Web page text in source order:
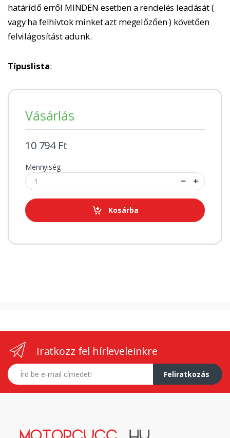
határidő erről MINDEN esetben a rendelés leadását (
vagy ha felhívtok minket azt megelőzően ) követően
felvilágosítást adunk.
Típuslista:
Vásárlás
10 794 Ft
Mennyiség
Kosárba
Iratkozz fel hírleveleinkre
E-mail címed
Feliratkozás